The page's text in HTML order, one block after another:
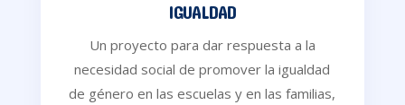
IGUALDAD
Un proyecto para dar respuesta a la
necesidad social de promover la igualdad
de género en las escuelas y en las familias,